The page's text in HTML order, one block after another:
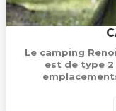
Le camping
est de type